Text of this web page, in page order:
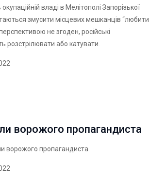
владі в Мелітополі Запорізької
змусити місцевих мешканців “любити
не згоден, російські
розстрілювати або катувати.
ворожого пропагандиста
ворожого пропагандиста.